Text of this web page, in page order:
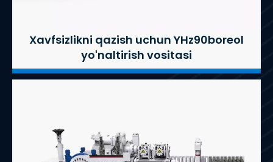
Xavfsizlikni qazish uchun YHz90boreol
yo'naltirish vositasi